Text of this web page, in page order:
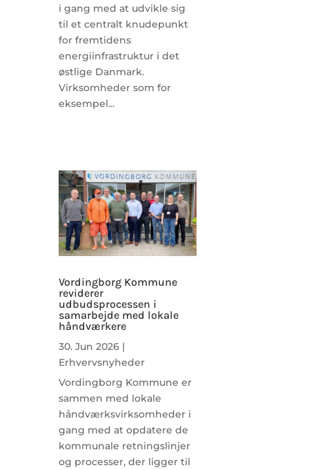
i gang med at udvikle sig
til et centralt knudepunkt
for fremtidens
energiinfrastruktur i det
østlige Danmark.
Virksomheder som for
eksempel...
Vordingborg Kommune
reviderer
udbudsprocessen i
samarbejde med lokale
håndværkere
30. Jun 2026|
Erhvervsnyheder
Vordingborg Kommune er
sammen med lokale
håndværksvirksomheder i
gang med at opdatere de
kommunale retningslinjer
og processer, der ligger til